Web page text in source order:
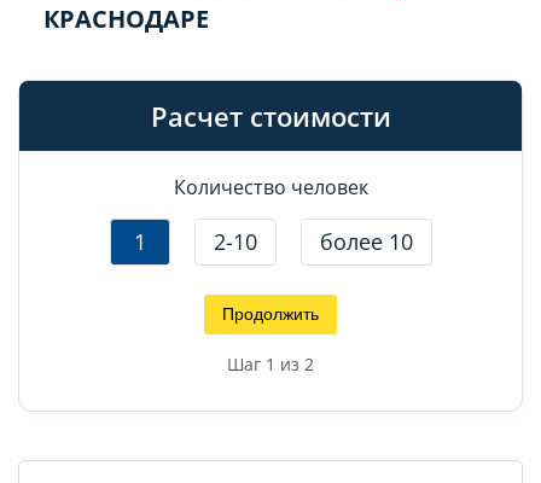
КРАСНОДАРЕ
Расчет стоимости
Количество человек
1 2-10 более 10
Продолжить
Шаг 1 из 2